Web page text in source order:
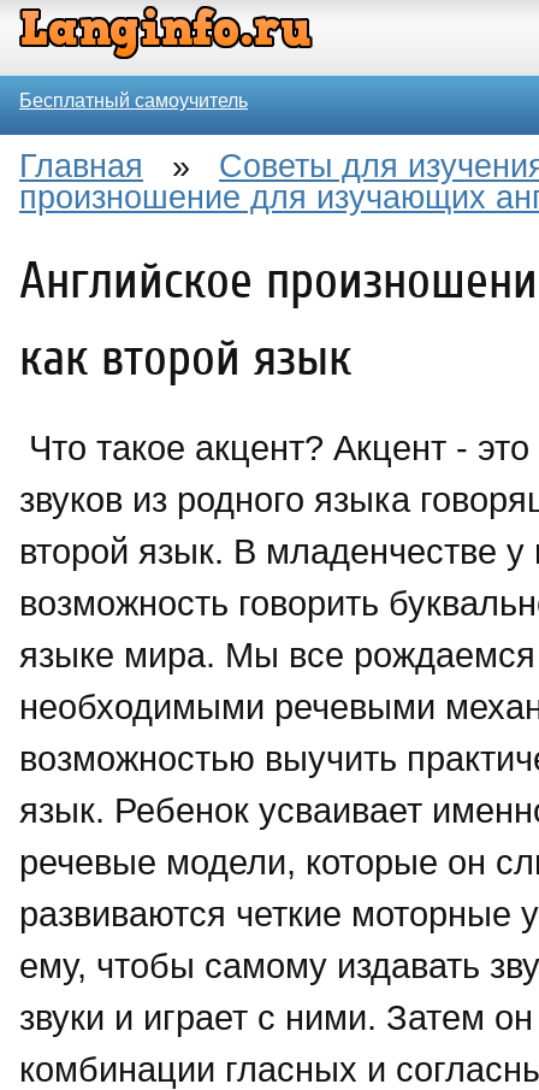
Бесплатный самоучитель
Главная » Советы для
произношение для изучающих
Английское
как второй язык
Что такое акцент? Акцент -
звуков из родного языка
второй язык. В младенчестве
возможность говорить
языке мира. Мы все
необходимыми речевыми
возможностью выучить
язык. Ребенок усваивает
речевые модели, которые он
развиваются четкие
ему, чтобы самому издавать
звуки и играет с ними. Затем
комбинации гласных и